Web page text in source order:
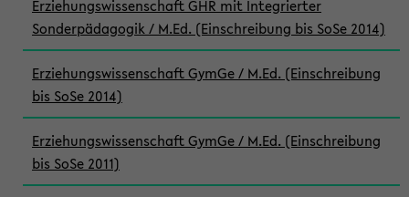
Erziehungswissenschaft GHR mit Integrierter
Sonderpädagogik / M.Ed. (Einschreibung bis SoSe 2014)
Erziehungswissenschaft GymGe / M.Ed. (Einschreibung
bis SoSe 2014)
Erziehungswissenschaft GymGe / M.Ed. (Einschreibung
bis SoSe 2011)